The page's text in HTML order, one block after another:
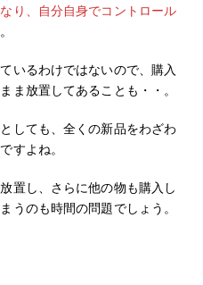
り、自分自身でコントロール
いるわけではないので、購入
ま放置してあることも・・。
しても、全くの新品をわざわ
すよね。
置し、さらに他の物も購入し
うのも時間の問題でしょう。